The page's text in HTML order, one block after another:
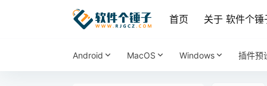
首页 关于 软件个锤
Android MacOS Windows 插件预